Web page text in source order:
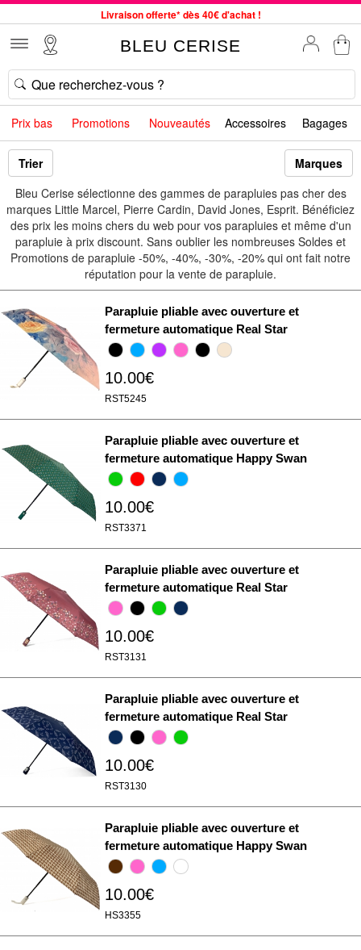
Livraison offerte* dès 40€ d'achat !
Commande avant 12h expédiée le jour même, du lundi au vendredi
33 magasins en France. Un à proximité de chez vous ?
Bon shopping chez BLEU CERISE !
Jusqu'à -75% sur le site du 29/07 au 27/08
Samsonite, Delsey, American Tourister, Little Marcel à Prix Bas
BLEU CERISE
Prix bas Promotions Nouveautés Accessoires Bagages
Trier
Marques
Bleu Cerise sélectionne des gammes de parapluies pas cher des
marques Little Marcel, Pierre Cardin, David Jones, Esprit. Bénéficiez
des prix les moins chers du web pour vos parapluies et même d'un
parapluie à prix discount. Sans oublier les nombreuses Soldes et
Promotions de parapluie -50%, -40%, -30%, -20% qui ont fait notre
réputation pour la vente de parapluie.
Parapluie pliable avec ouverture et
fermeture automatique Real Star
10.00€
RST5245
Parapluie pliable avec ouverture et
fermeture automatique Happy Swan
10.00€
RST3371
Parapluie pliable avec ouverture et
fermeture automatique Real Star
10.00€
RST3131
Parapluie pliable avec ouverture et
fermeture automatique Real Star
10.00€
RST3130
Parapluie pliable avec ouverture et
fermeture automatique Happy Swan
10.00€
HS3355